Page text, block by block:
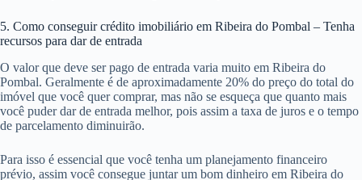
5. Como conseguir crédito imobiliário em Ribeira do Pombal – Tenha
recursos para dar de entrada
O valor que deve ser pago de entrada varia muito em Ribeira do
Pombal. Geralmente é de aproximadamente 20% do preço do total do
imóvel que você quer comprar, mas não se esqueça que quanto mais
você puder dar de entrada melhor, pois assim a taxa de juros e o tempo
de parcelamento diminuirão.
Para isso é essencial que você tenha um planejamento financeiro
prévio, assim você consegue juntar um bom dinheiro em Ribeira do